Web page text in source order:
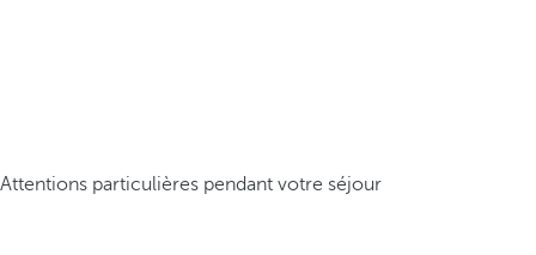
Attentions particulières pendant votre séjour